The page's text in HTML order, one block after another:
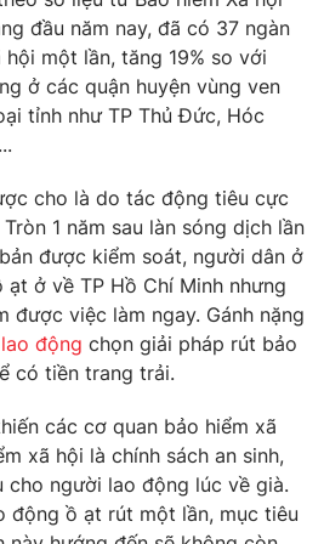
Infographic
Shorts video
Bất động sản
Tấm lòng Việt
Vươn mình bằng AI
VTV8
English
đầu năm nay, đã có 37 ngàn
một lần, tăng 19% so với
ở các quận huyện vùng ven
tỉnh như TP Thủ Đức, Hóc
cho là do tác động tiêu cực
Tròn 1 năm sau làn sóng dịch lần
được kiểm soát, người dân ở
ạt ở về TP Hồ Chí Minh nhưng
được việc làm ngay. Gánh nặng
động chọn giải pháp rút bảo
có tiền trang trải.
các cơ quan bảo hiểm xã
xã hội là chính sách an sinh,
cho người lao động lúc về già.
động ồ ạt rút một lần, mục tiêu